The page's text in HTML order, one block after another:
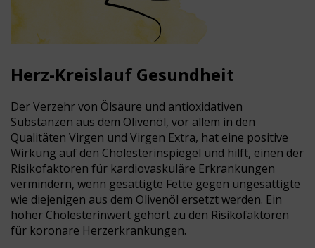
Herz-Kreislauf Gesundheit
Der Verzehr von Ölsäure und antioxidativen
Substanzen aus dem Olivenöl, vor allem in den
Qualitäten Virgen und Virgen Extra, hat eine positive
Wirkung auf den Cholesterinspiegel und hilft, einen der
Risikofaktoren für kardiovaskuläre Erkrankungen
vermindern, wenn gesättigte Fette gegen ungesättigte
wie diejenigen aus dem Olivenöl ersetzt werden. Ein
hoher Cholesterinwert gehört zu den Risikofaktoren
für koronare Herzerkrankungen.